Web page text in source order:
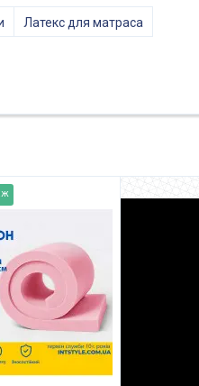
Латекс для матраса